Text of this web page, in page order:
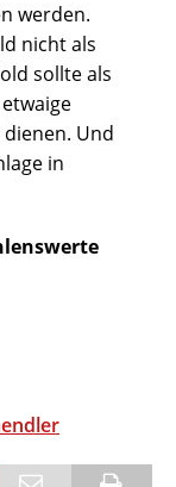
werden.
nicht als
sollte als
Und
in